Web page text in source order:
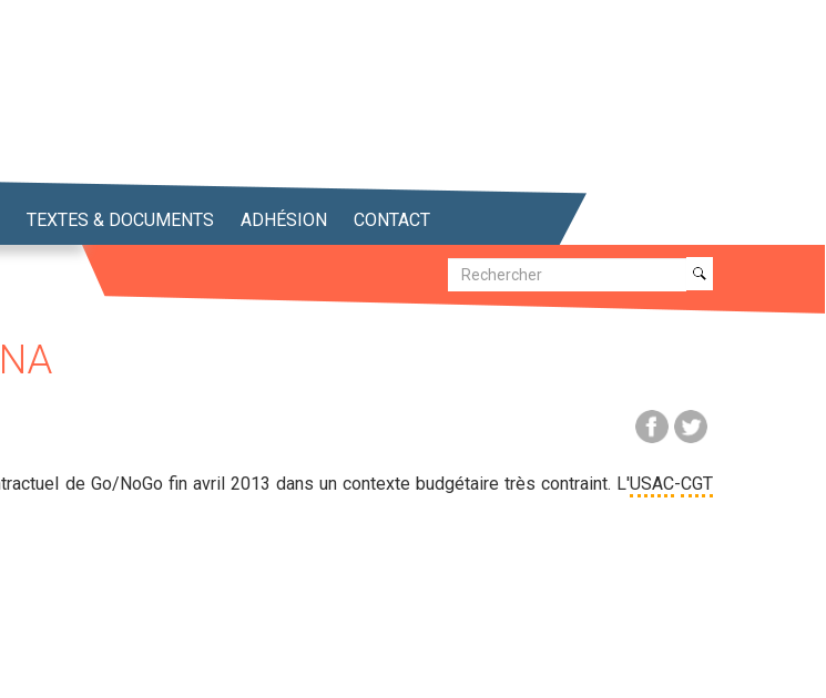
TEXTES & DOCUMENTS ADHÉSION CONTACT
Recherche
Recherche
de Go/NoGo fin avril 2013 dans un contexte budgétaire très contraint. L'USAC-CGT